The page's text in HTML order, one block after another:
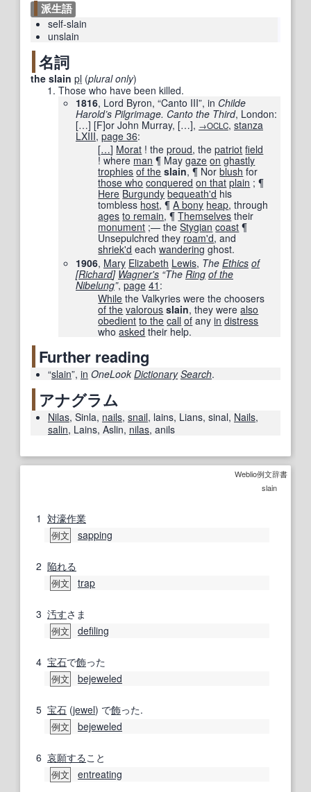
派生語
self-slain
unslain
名詞
the slain pl (plural only)
Those who have been killed.
1816, Lord Byron, “Canto III”, in Childe
Harold’s Pilgrimage. Canto the Third, London:
[…] [F]or John Murray, […], →OCLC, stanza
LXIII, page 36:
[…] Morat ! theproud, thepatriot field
! where man ¶ Maygaze on ghastly
trophies of the slain, ¶ Norblush for
those who conquered on that plain ; ¶
Here Burgundy bequeath'd his
tombless host, ¶A bony heap, through
ages to remain, ¶Themselves their
monument ;— theStygian coast ¶
Unsepulchred they roam'd, and
shriek'd eachwandering ghost.
1906, Mary Elizabeth Lewis, The Ethics of
[Richard] Wagner's “The Ring of the
Nibelung”, page 41 :
While the Valkyries were the choosers
of the valorous slain, they werealso
obedient to the call of anyin distress
whoasked their help.
Further reading
“slain”, in OneLook Dictionary Search.
アナグラム
Nilas, Sinla, nails, snail, lains, Lians, sinal, Nails,
salin, Lains, Aslin, nilas, anils
Weblio例文辞書
slain
1 対濠作業
例文 sapping
2 陥れる
例文 trap
3 汚すさま
例文 defiling
4 宝石で飾った
例文 bejeweled
5 宝石 (jewel) で飾った.
例文 bejeweled
6 哀願すること
例文 entreating